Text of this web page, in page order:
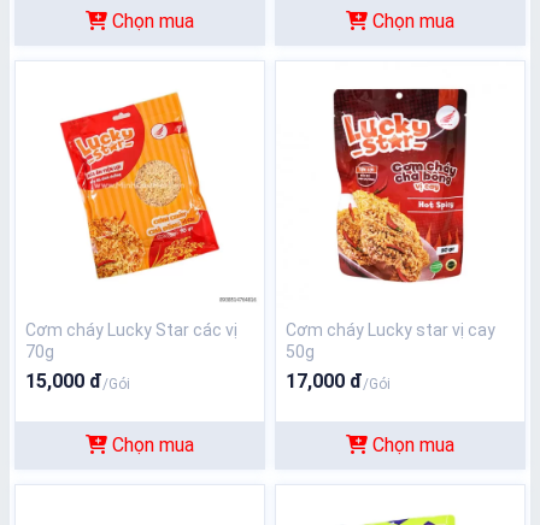
Chọn mua Chọn mua
Cơm cháy Lucky Star các vị
70g
15,000 đ/Gói
Chọn mua
Cơm cháy Lucky star vị cay
50g
17,000 đ/Gói
Chọn mua